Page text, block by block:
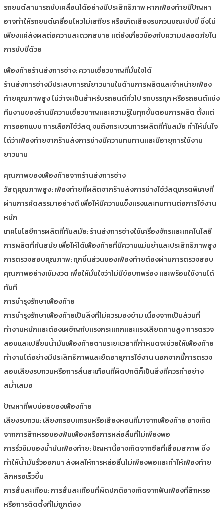
รถยนต์สามารถขับเคลื่อนได้อย่างมีประสิทธิภาพ หากเฟืองท้ายมีปัญหา
อาจทำให้รถยนต์เคลื่อนไหวไม่เสถียร หรือเกิดเสียงรบกวนขณะขับขี่ ซึ่งไม่
เพียงแค่ส่งผลต่อความสะดวกสบาย แต่ยังเกี่ยวข้องกับความปลอดภัยใน
การขับขี่ด้วย
เฟืองท้ายร้านส่งการช่าง: ความเชี่ยวชาญที่มั่นใจได้
ร้านส่งการช่างมีประสบการณ์ยาวนานในด้านการผลิตและจำหน่ายเฟือง
ท้ายคุณภาพสูง ไม่ว่าจะเป็นสำหรับรถยนต์ทั่วไป รถบรรทุก หรือรถยนต์แข่ง
ทีมงานของร้านมีความเชี่ยวชาญและความรู้ในทุกขั้นตอนการผลิต ตั้งแต่
การออกแบบ การเลือกใช้วัสดุ จนถึงกระบวนการผลิตที่ทันสมัย ทำให้มั่นใจ
ได้ว่าเฟืองท้ายจากร้านส่งการช่างมีความทนทานและมีอายุการใช้งาน
ยาวนาน
คุณภาพของเฟืองท้ายจากร้านส่งการช่าง
วัสดุคุณภาพสูง: เฟืองท้ายที่ผลิตจากร้านส่งการช่างใช้วัสดุเกรดพิเศษที่
ผ่านการคัดสรรมาอย่างดี เพื่อให้มีความแข็งแรงและทนทานต่อการใช้งาน
หนัก
เทคโนโลยีการผลิตที่ทันสมัย: ร้านส่งการช่างใช้เครื่องจักรและเทคโนโลยี
การผลิตที่ทันสมัย เพื่อให้ได้เฟืองท้ายที่มีความแม่นยำและประสิทธิภาพสูง
การตรวจสอบคุณภาพ: ทุกชิ้นส่วนของเฟืองท้ายต้องผ่านการตรวจสอบ
คุณภาพอย่างเข้มงวด เพื่อให้มั่นใจว่าไม่มีข้อบกพร่อง และพร้อมใช้งานได้
ทันที
การบำรุงรักษาเฟืองท้าย
การบำรุงรักษาเฟืองท้ายเป็นสิ่งที่ไม่ควรมองข้าม เนื่องจากเป็นส่วนที่
ทำงานหนักและต้องเผชิญกับแรงกระแทกและแรงเสียดทานสูง การตรวจ
สอบและเปลี่ยนน้ำมันเฟืองท้ายตามระยะเวลาที่กำหนดจะช่วยให้เฟืองท้าย
ทำงานได้อย่างมีประสิทธิภาพและยืดอายุการใช้งาน นอกจากนี้การตรวจ
สอบเสียงรบกวนหรือการสั่นสะเทือนที่ผิดปกติก็เป็นสิ่งที่ควรทำอย่าง
สม่ำเสมอ
ปัญหาที่พบบ่อยของเฟืองท้าย
เสียงรบกวน: เสียงกรอบแกรบหรือเสียงหอนที่มาจากเฟืองท้าย อาจเกิด
จากการสึกหรอของฟันเฟืองหรือการหล่อลื่นที่ไม่เพียงพอ
การรั่วซึมของน้ำมันเฟืองท้าย: ปัญหานี้อาจเกิดจากซีลที่เสื่อมสภาพ ซึ่ง
ทำให้น้ำมันรั่วออกมา ส่งผลให้การหล่อลื่นไม่เพียงพอและทำให้เฟืองท้าย
สึกหรอเร็วขึ้น
การสั่นสะเทือน: การสั่นสะเทือนที่ผิดปกติอาจเกิดจากฟันเฟืองที่สึกหรอ
หรือการติดตั้งที่ไม่ถูกต้อง